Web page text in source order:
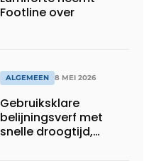
Footline over
ALGEMEEN 8 MEI 2026
Gebruiksklare
belijningsverf met
snelle droogtijd,